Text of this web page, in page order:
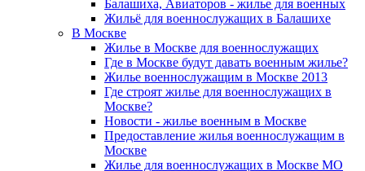
Балашиха, Авиаторов - жилье для военных
Жильё для военнослужащих в Балашихе
В Москве
Жилье в Москве для военнослужащих
Где в Москве будут давать военным жилье?
Жилье военнослужащим в Москве 2013
Где строят жилье для военнослужащих в
Москве?
Новости - жилье военным в Москве
Предоставление жилья военнослужащим в
Москве
Жилье для военнослужащих в Москве МО